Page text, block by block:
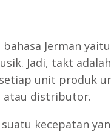
Jerman yaitu
Jadi, takt
unit produk
atau distributor.
kecepatan